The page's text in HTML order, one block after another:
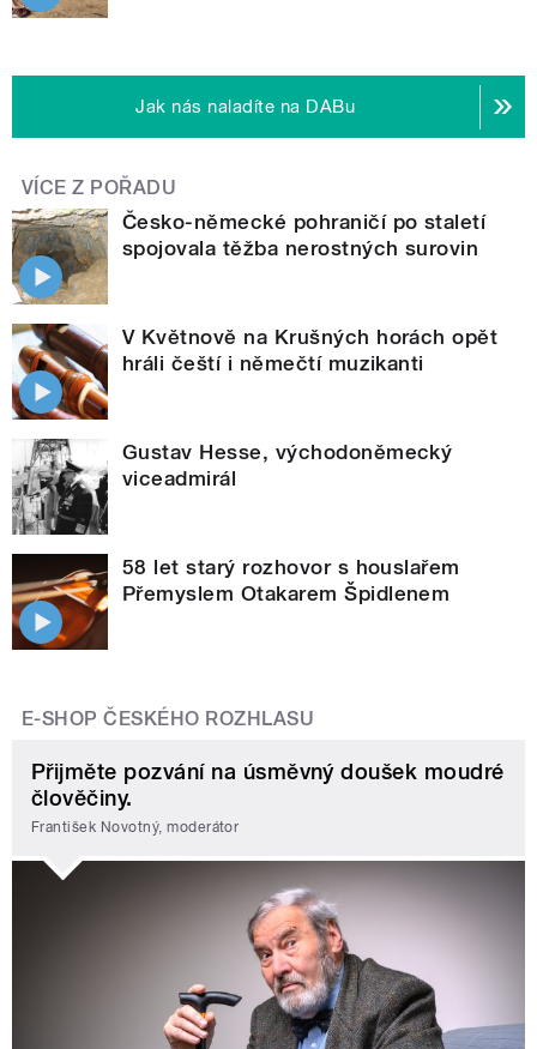
Jak nás naladíte na DABu
VÍCE Z POŘADU
Česko-německé pohraničí po staletí
spojovala těžba nerostných surovin
V Květnově na Krušných horách opět
hráli čeští i němečtí muzikanti
Gustav Hesse, východoněmecký
viceadmirál
58 let starý rozhovor s houslařem
Přemyslem Otakarem Špidlenem
E-SHOP ČESKÉHO ROZHLASU
Přijměte pozvání na úsměvný doušek moudré
člověčiny.
František Novotný, moderátor